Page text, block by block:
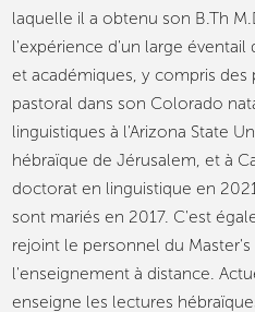
laquelle il a obtenu son B.Th
l'expérience d'un large
et académiques, y compris des
pastoral dans son Colorado
linguistiques à l'Arizona State
hébraïque de Jérusalem, et à
doctorat en linguistique en
sont mariés en 2017. C'est
rejoint le personnel du Master's
l'enseignement à distance.
enseigne les lectures